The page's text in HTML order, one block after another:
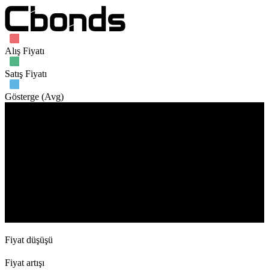
Alış Fiyatı
Satış Fiyatı
Gösterge (Avg)
Fiyat düşüşü
Fiyat artışı